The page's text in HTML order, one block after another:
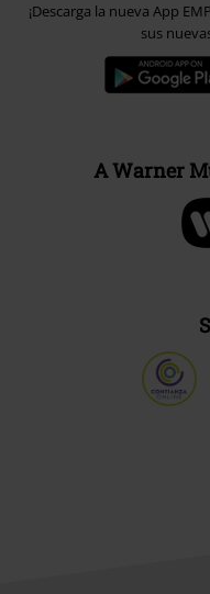
¡Descarga la nueva App
sus
A Warner